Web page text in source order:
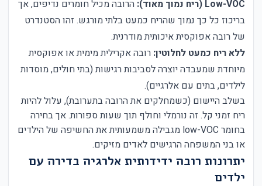
Low-VOC (ריח נמוך מאוד):
הרובה מכיל חומרים נדיפים, אך
בריכוז כל כך נמוך שהריח כמעט בלתי מורגש. זהו הסטנדרט
של רובה אפוקסית איכותית מודרנית.
ללא ריח כמעט לחלוטין: רובה אקרילית מימית או אפוקסית
מיוחדת שמעבדה יוצרה לסביבות רגישות (בתי חולים, מוסדות
לילדים, בתים עם אלרגיים).
בשלב היישום (כשמחלקים את הרובה בתערובת), עלול להיות
ריח זמני קל. זה נורמלי וחולף תוך שעות ספורות. אך בחירה
בחומר low-VOC מגבילה משמעותית את החשיפה של הילדים
או בני המשפחה הרגישים לאדים מזיקים.
יתרונות רובה ידידותית אלרגיה בדירה עם
ילדים